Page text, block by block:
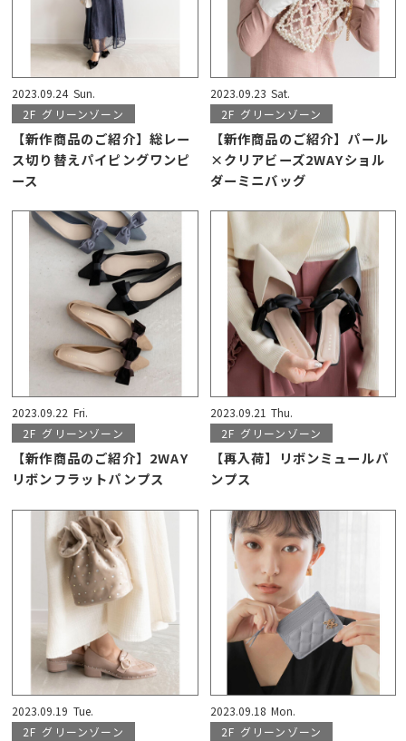
2023.09.24 Sun.
2F グリーンゾーン
【新作商品のご紹介】総レー
ス切り替えパイピングワンピ
ース
2023.09.23 Sat.
2F グリーンゾーン
【新作商品のご紹介】パール
×クリアビーズ2WAYショル
ダーミニバッグ
2023.09.22 Fri.
2F グリーンゾーン
【新作商品のご紹介】2WAY
リボンフラットパンプス
2023.09.21 Thu.
2F グリーンゾーン
【再入荷】リボンミュールパ
ンプス
2023.09.19 Tue.
2F グリーンゾーン
2023.09.18 Mon.
2F グリーンゾーン